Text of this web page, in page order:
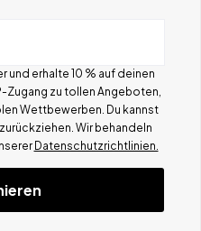
und erhalte 10 % auf deinen
Zugang zu tollen Angeboten,
Wettbewerben. Du kannst
Wir behandeln
Datenschutzrichtlinien.